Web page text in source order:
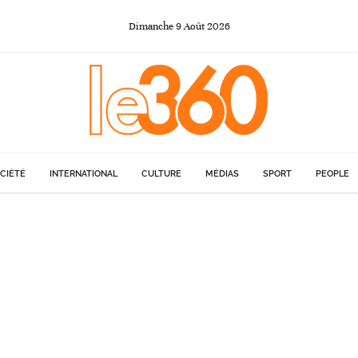
Dimanche 9Août 2026
INTERNATIONAL CULTURE MÉDIAS SPORT PEOPLE